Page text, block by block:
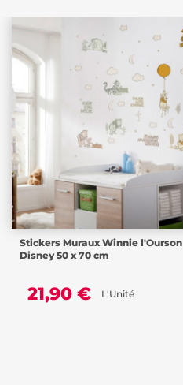
Stickers Muraux Winnie l'Ourson
Disney 50 x 70 cm
21,90 € L'Unité